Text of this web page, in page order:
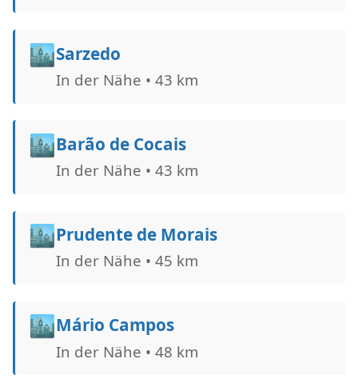
🏙️Sarzedo
In der Nähe • 43 km
🏙️Barão de Cocais
In der Nähe • 43 km
🏙️Prudente de Morais
In der Nähe • 45 km
🏙️Mário Campos
In der Nähe • 48 km